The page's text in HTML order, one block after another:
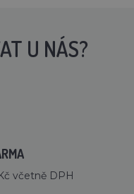
U NÁS?
včetně DPH